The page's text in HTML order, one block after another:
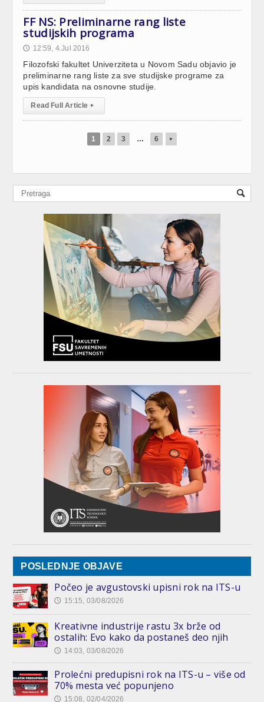
FF NS: Preliminarne rang liste
studijskih programa
🕔 12:59, 4.Jul 2016
Filozofski fakultet Univerziteta u Novom Sadu objavio je
preliminarne rang liste za sve studijske programe za
upis kandidata na osnovne studije.
Read Full Article ▸
1 2 3 … 6 ▸
POSLEDNJE OBJAVE
Počeo je avgustovski upisni rok na ITS-u
🕔 15:15, 03/08/2026
Kreativne industrije rastu 3x brže od
ostalih: Evo kako da postaneš deo njih
🕔 14:03, 03/08/2026
Prolećni predupisni rok na ITS-u – više od
70% mesta već popunjeno
🕔 15:08, 02/04/2026